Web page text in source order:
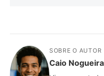
SOBRE O AUTOR
Caio Nogueira